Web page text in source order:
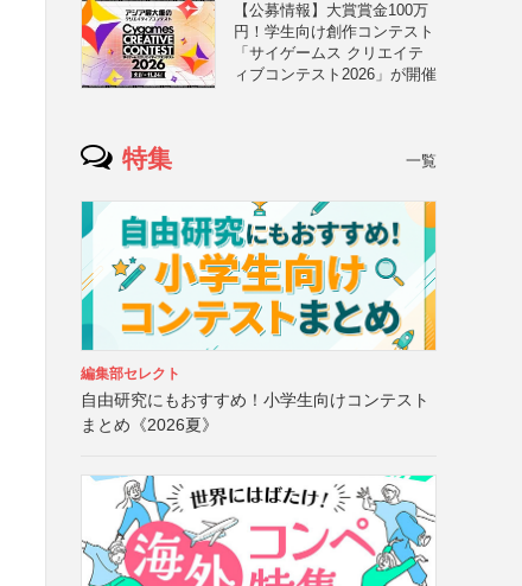
【公募情報】大賞賞金100万
円！学生向け創作コンテスト
「サイゲームス クリエイテ
ィブコンテスト2026」が開催
特集 一覧
編集部セレクト
自由研究にもおすすめ！小学生向けコンテスト
まとめ《2026夏》